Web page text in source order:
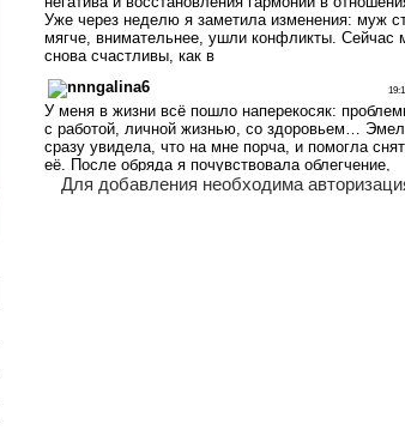
Для добавления необходима